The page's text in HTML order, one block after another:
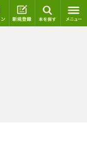
ログイン 新規登録